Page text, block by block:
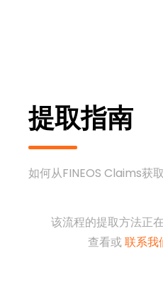
事件类型
提取指南
如何从FINEOS Claims获
该流程的提取方法正
查看或联系我